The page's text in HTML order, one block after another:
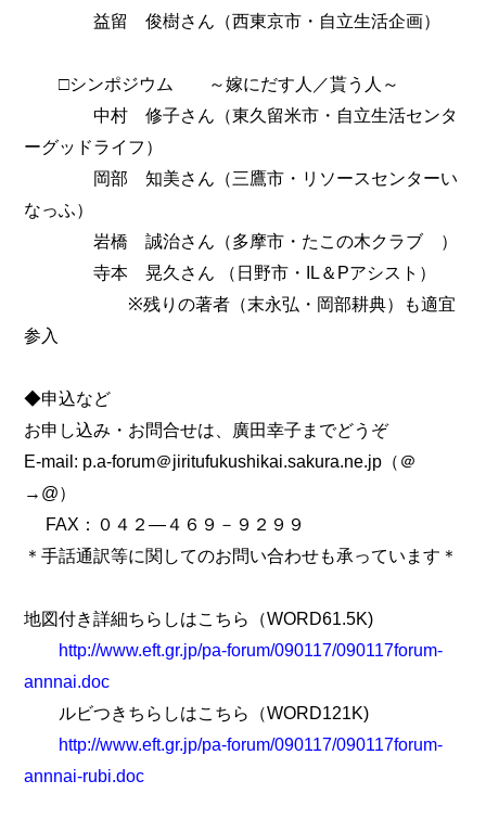
益留 俊樹さん（西東京市・自立生活企画）
□シンポジウム ～嫁にだす人／貰う人～
中村 修子さん（東久留米市・自立生活センタ
ーグッドライフ）
岡部 知美さん（三鷹市・リソースセンターい
なっふ）
岩橋 誠治さん（多摩市・たこの木クラブ ）
寺本 晃久さん （日野市・IL＆Pアシスト）
※残りの著者（末永弘・岡部耕典）も適宜
参入
◆申込など
お申し込み・お問合せは、廣田幸子までどうぞ
E-mail: p.a-forum＠jiritufukushikai.sakura.ne.jp（＠
→@）
FAX：０４２―４６９－９２９９
＊手話通訳等に関してのお問い合わせも承っています＊
地図付き詳細ちらしはこちら（WORD61.5K)
http://www.eft.gr.jp/pa-forum/090117/090117forum-
annnai.doc
ルビつきちらしはこちら（WORD121K)
http://www.eft.gr.jp/pa-forum/090117/090117forum-
annnai-rubi.doc